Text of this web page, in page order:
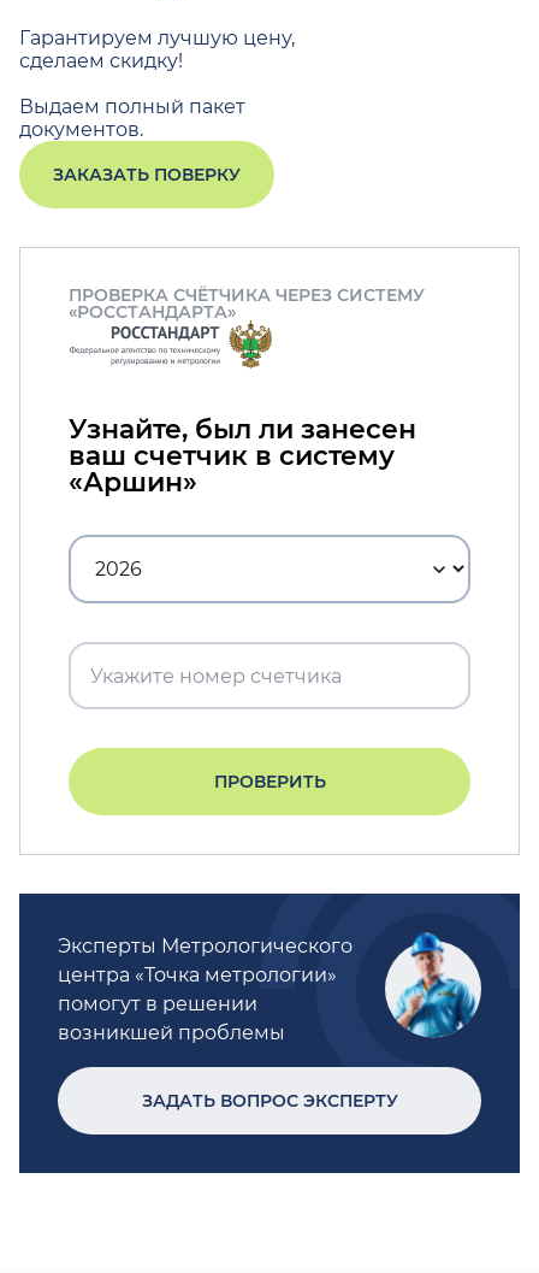
Гарантируем лучшую цену,
сделаем скидку!
Выдаем полный пакет
документов.
ЗАКАЗАТЬ ПОВЕРКУ
ПРОВЕРКА СЧЁТЧИКА ЧЕРЕЗ СИСТЕМУ
«РОССТАНДАРТА»
Узнайте, был ли занесен
ваш счетчик в систему
«Аршин»
ПРОВЕРИТЬ
Эксперты Метрологического
центра «Точка метрологии»
помогут в решении
возникшей проблемы
ЗАДАТЬ ВОПРОС ЭКСПЕРТУ